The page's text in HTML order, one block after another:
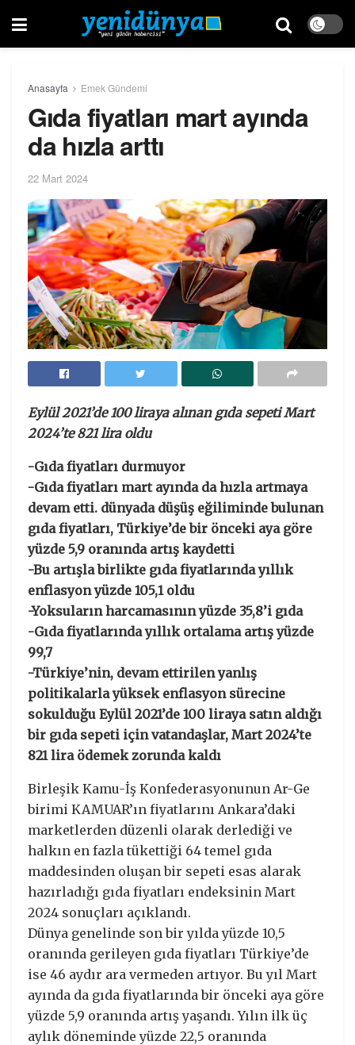
Anasayfa Emek Gündemi
Gıda fiyatları mart ayında
da hızla arttı
22 Mart 2024
Eylül 2021’de 100 liraya alınan gıda sepeti Mart
2024’te 821 lira oldu
-Gıda fiyatları durmuyor
-Gıda fiyatları mart ayında da hızla artmaya
devam etti. dünyada düşüş eğiliminde bulunan
gıda fiyatları, Türkiye’de bir önceki aya göre
yüzde 5,9 oranında artış kaydetti
-Bu artışla birlikte gıda fiyatlarında yıllık
enflasyon yüzde 105,1 oldu
-Yoksuların harcamasının yüzde 35,8’i gıda
-Gıda fiyatlarında yıllık ortalama artış yüzde
99,7
-Türkiye’nin, devam ettirilen yanlış
politikalarla yüksek enflasyon sürecine
sokulduğu Eylül 2021’de 100 liraya satın aldığı
bir gıda sepeti için vatandaşlar, Mart 2024’te
821 lira ödemek zorunda kaldı
Birleşik Kamu-İş Konfederasyonunun Ar-Ge
birimi KAMUAR’ın fiyatlarını Ankara’daki
marketlerden düzenli olarak derlediği ve
halkın en fazla tükettiği 64 temel gıda
maddesinden oluşan bir sepeti esas alarak
hazırladığı gıda fiyatları endeksinin Mart
2024 sonuçları açıklandı.
Dünya genelinde son bir yılda yüzde 10,5
oranında gerileyen gıda fiyatları Türkiye’de
ise 46 aydır ara vermeden artıyor. Bu yıl Mart
ayında da gıda fiyatlarında bir önceki aya göre
yüzde 5,9 oranında artış yaşandı. Yılın ilk üç
aylık döneminde yüzde 22,5 oranında